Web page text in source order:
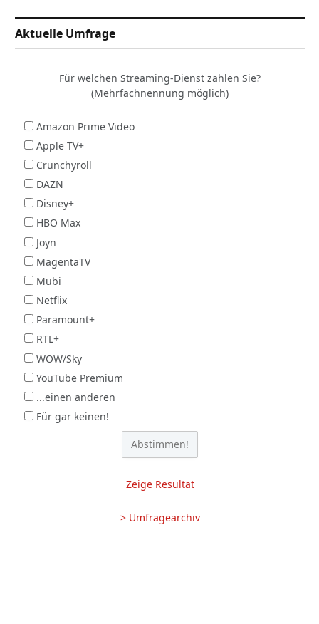
Aktuelle Umfrage
Für welchen Streaming-Dienst zahlen Sie?
(Mehrfachnennung möglich)
Amazon Prime Video
Apple TV+
Crunchyroll
DAZN
Disney+
HBO Max
Joyn
MagentaTV
Mubi
Netflix
Paramount+
RTL+
WOW/Sky
YouTube Premium
...einen anderen
Für gar keinen!
Zeige Resultat
> Umfragearchiv